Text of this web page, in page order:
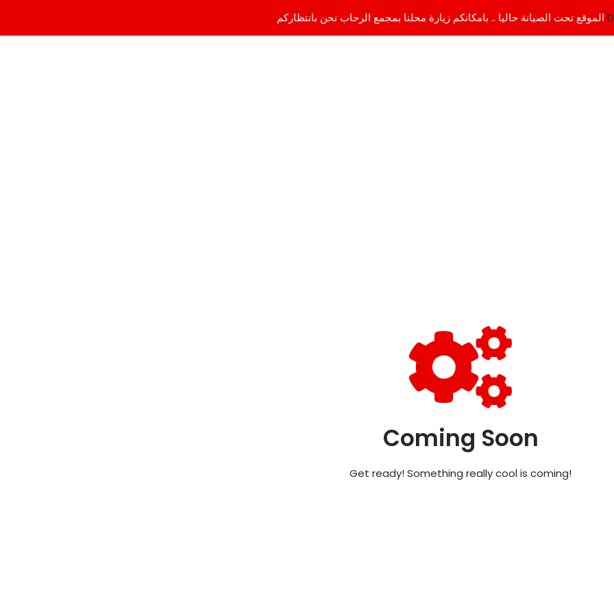
Coming Soon
Get ready! Something really cool is coming!